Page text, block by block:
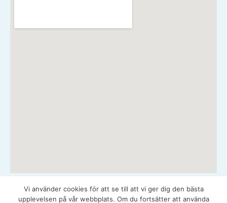
Copyright © 2026 Spirare - Integritetspolicy
Vi använder cookies för att se till att vi ger dig den bästa
upplevelsen på vår webbplats. Om du fortsätter att använda